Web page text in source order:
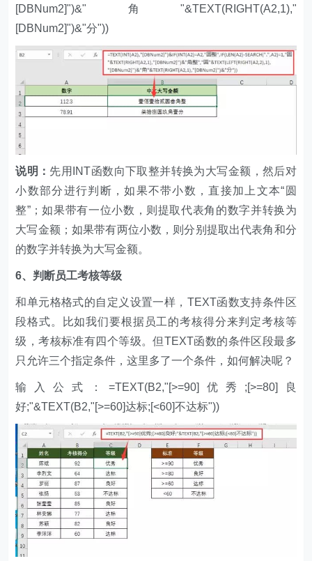
[DBNum2]")&"角"&TEXT(RIGHT(A2,1),"
[DBNum2]")&"分"))
说明： 先用INT函数向下取整并转换为大写金额，然后对
小数部分进行判断，如果不带小数，直接加上文本“圆
整”；如果带有一位小数，则提取代表角的数字并转换为
大写金额；如果带有两位小数，则分别提取出代表角和分
的数字并转换为大写金额。
6、判断员工考核等级
和单元格格式的自定义设置一样，TEXT函数支持条件区
段格式。比如我们要根据员工的考核得分来判定考核等
级，考核标准有四个等级。但TEXT函数的条件区段最多
只允许三个指定条件，这里多了一个条件，如何解决呢？
输入公式：=TEXT(B2,"[>=90]优秀;[>=80]良
好;"&TEXT(B2,"[>=60]达标;[<60]不达标"))